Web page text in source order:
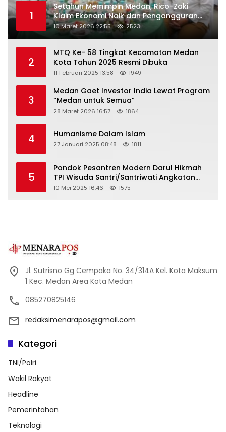
1
Setahun Memimpin Medan, Rico-Zaki
Klaim Ekonomi Naik dan Pengangguran
Turun
10 Maret 2026 22:55 2523
2
MTQ Ke- 58 Tingkat Kecamatan Medan
Kota Tahun 2025 Resmi Dibuka
11 Februari 2025 13:58 1949
3
Medan Gaet Investor India Lewat Program
“Medan untuk Semua”
28 Maret 2026 16:57 1864
4 Humanisme Dalam Islam
27 Januari 2025 08:48 1811
5
Pondok Pesantren Modern Darul Hikmah
TPI Wisuda Santri/Santriwati Angkatan
XXXIII
10 Mei 2025 16:46 1575
Jl. Sutrisno Gg Cempaka No. 34/314A Kel. Kota Maksum
1 Kec. Medan Area Kota Medan
085270825146
redaksimenarapos@gmail.com
Kategori
TNI/Polri
Wakil Rakyat
Headline
Pemerintahan
Teknologi